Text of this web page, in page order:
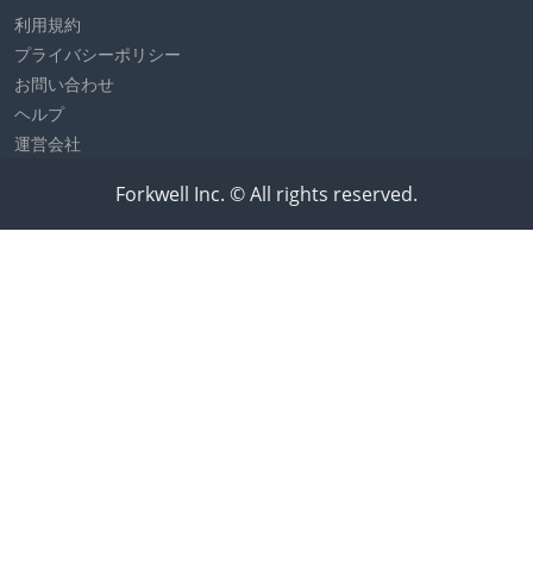
利用規約
プライバシーポリシー
お問い合わせ
ヘルプ
運営会社
Forkwell Inc. © All rights reserved.